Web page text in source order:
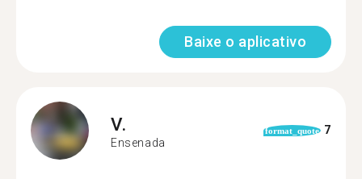
Baixe o aplicativo
V.
Ensenada
format_quote 7